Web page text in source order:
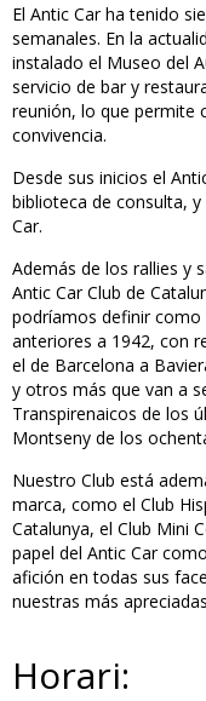
El Antic Car ha tenido
semanales. En la
instalado el Museo del
servicio de bar y
reunión, lo que permite
convivencia.
Desde sus inicios el
biblioteca de consulta,
Car.
Además de los rallies y
Antic Car Club de
podríamos definir como
anteriores a 1942, con
el de Barcelona a
y otros más que van a
Transpirenaicos de los
Montseny de los
Nuestro Club está
marca, como el Club
Catalunya, el Club Mini
papel del Antic Car
afición en todas sus
nuestras más
Horari: